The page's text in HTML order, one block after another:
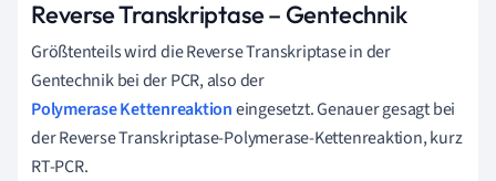
Reverse Transkriptase – Gentechnik
Größtenteils wird die Reverse Transkriptase in der
Gentechnik bei der PCR, also der
Polymerase Kettenreaktioneingesetzt. Genauer gesagt bei
der Reverse Transkriptase-Polymerase-Kettenreaktion, kurz
RT-PCR.